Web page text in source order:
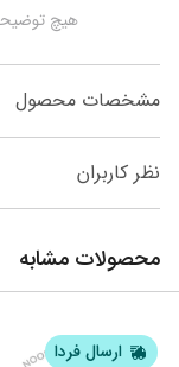
هیچ توضیحی برای این محصول اضافه نشده است.
مشخصات محصول
نظر کاربران
محصولات مشابه
ارسال فردا